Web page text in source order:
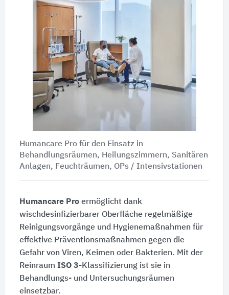
Humancare Pro für den Einsatz in
Behandlungsräumen, Heilungszimmern, Sanitären
Anlagen, Feuchträumen, OPs / Intensivstationen
Humancare Proermöglicht dank
wischdesinfizierbarer Oberfläche regelmäßige
Reinigungsvorgänge und Hygienemaßnahmen für
effektive Präventionsmaßnahmen gegen die
Gefahr von Viren, Keimen oder Bakterien. Mit der
Reinraum ISO 3-Klassifizierung ist sie in
Behandlungs- und Untersuchungsräumen
einsetzbar.